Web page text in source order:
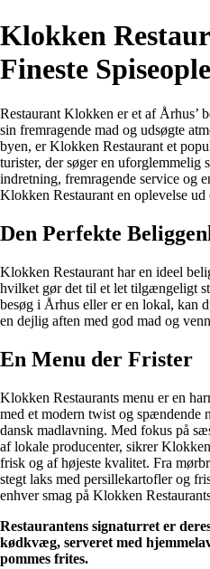
Klokken
Fineste
Restaurant Klokken er et af Århus’
sin fremragende mad og udsøgte
byen, er Klokken Restaurant et
turister, der søger en uforglemmelig
indretning, fremragende service og
Klokken Restaurant en oplevelse
Den Perfekte
Klokken Restaurant har en ideel
hvilket gør det til et let tilgængeligt
besøg i Århus eller er en lokal, kan
en dejlig aften med god mad og
En Menu der Frister
Klokken Restaurants menu er en
med et modern twist og spændende
dansk madlavning. Med fokus på
af lokale producenter, sikrer
frisk og af højeste kvalitet. Fra
stegt laks med persillekartofler og
enhver smag på Klokken
Restaurantens signaturret er
kødkvæg, serveret med
pommes frites.